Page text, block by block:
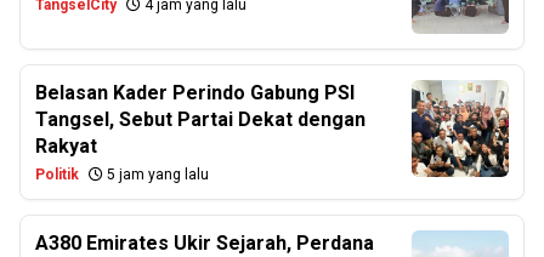
TangselCity 4 jam yang lalu
Belasan Kader Perindo Gabung PSI
Tangsel, Sebut Partai Dekat dengan
Rakyat
Politik 5 jam yang lalu
A380 Emirates Ukir Sejarah, Perdana